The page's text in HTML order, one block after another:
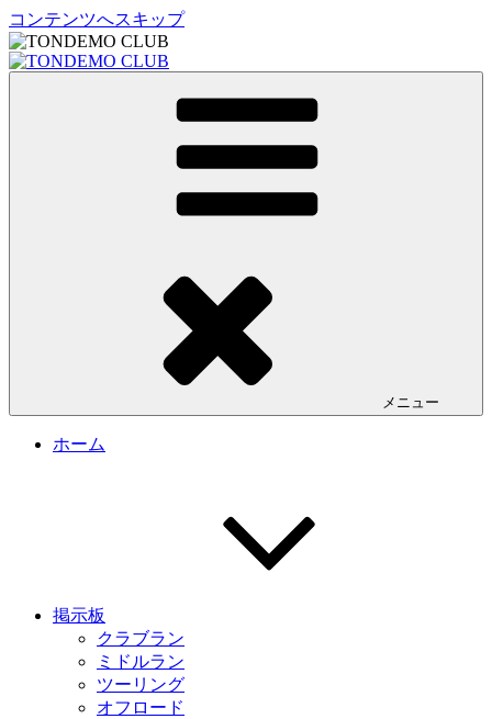
コンテンツへスキップ
トンデモクラブ公式サイト
メニュー
ホーム
掲示板
クラブラン
ミドルラン
ツーリング
オフロード